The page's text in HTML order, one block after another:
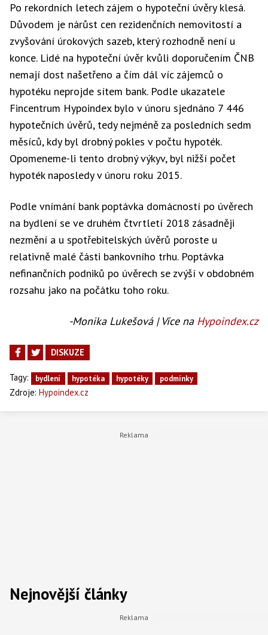
Po rekordních letech zájem o hypoteční úvěry klesá.
Důvodem je nárůst cen rezidenčních nemovitostí a
zvyšování úrokových sazeb, který rozhodně není u
konce. Lidé na hypoteční úvěr kvůli doporučením ČNB
nemají dost našetřeno a čím dál víc zájemců o
hypotéku neprojde sítem bank. Podle ukazatele
Fincentrum Hypoindex bylo v únoru sjednáno 7 446
hypotečních úvěrů, tedy nejméně za posledních sedm
měsíců, kdy byl drobný pokles v počtu hypoték.
Opomeneme-li tento drobný výkyv, byl nižší počet
hypoték naposledy v únoru roku 2015.
Podle vnímání bank poptávka domácností po úvěrech
na bydlení se ve druhém čtvrtletí 2018 zásadněji
nezmění a u spotřebitelských úvěrů poroste u
relativně malé části bankovního trhu. Poptávka
nefinančních podniků po úvěrech se zvýší v obdobném
rozsahu jako na počátku toho roku.
-Monika Lukešová | Více na Hypoindex.cz
DISKUZE
Tagy: bydlení hypotéka hypotéky podmínky
Zdroje: Hypoindex.cz
Nejnovější články